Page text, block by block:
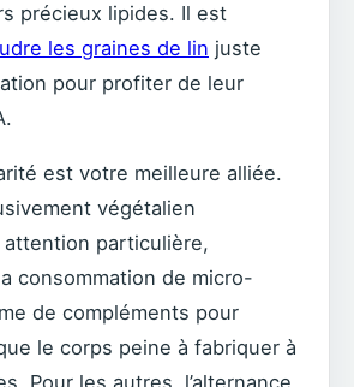
précieux lipides. Il est
les graines de lin juste
pour profiter de leur
est votre meilleure alliée.
végétalien
attention particulière,
consommation de micro-
de compléments pour
le corps peine à fabriquer à
Pour les autres, l’alternance